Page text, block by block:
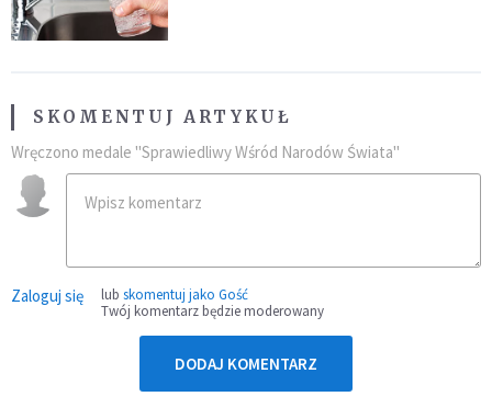
SKOMENTUJ ARTYKUŁ
Wręczono medale "Sprawiedliwy Wśród Narodów Świata"
Zaloguj się lub skomentuj jako Gość
Twój komentarz będzie moderowany
DODAJ KOMENTARZ